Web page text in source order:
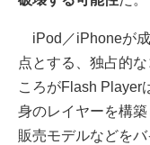
iPod／iPhoneが成
点とする、独占的
ころがFlash Player
身のレイヤーを構
販売モデルなどを